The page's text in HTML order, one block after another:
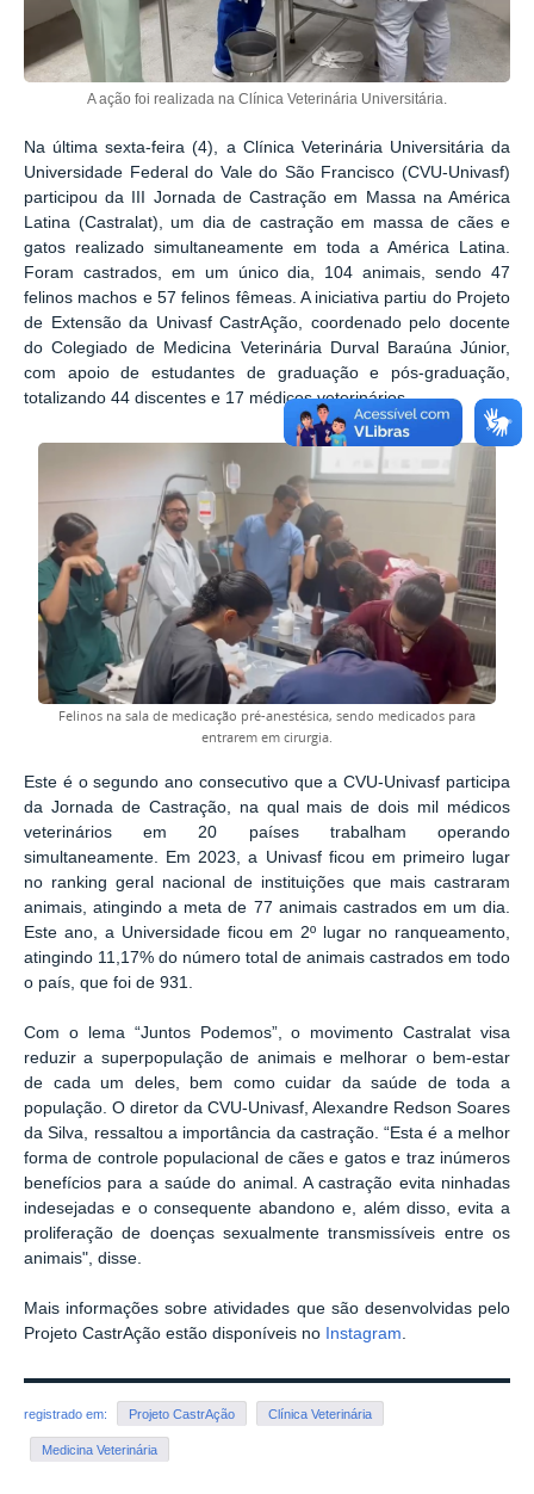
A ação foi realizada na Clínica Veterinária Universitária.
Na última sexta-feira (4), a Clínica Veterinária Universitária da
Universidade Federal do Vale do São Francisco (CVU-Univasf)
participou da III Jornada de Castração em Massa na América
Latina (Castralat), um dia de castração em massa de cães e
gatos realizado simultaneamente em toda a América Latina.
Foram castrados, em um único dia, 104 animais, sendo 47
felinos machos e 57 felinos fêmeas. A iniciativa partiu do Projeto
de Extensão da Univasf CastrAção, coordenado pelo docente
do Colegiado de Medicina Veterinária Durval Baraúna Júnior,
com apoio de estudantes de graduação e pós-graduação,
totalizando 44 discentes e 17 médicos veterinários.
Felinos na sala de medicação pré-anestésica, sendo medicados para
entrarem em cirurgia.
Este é o segundo ano consecutivo que a CVU-Univasf participa
da Jornada de Castração, na qual mais de dois mil médicos
veterinários em 20 países trabalham operando
simultaneamente. Em 2023, a Univasf ficou em primeiro lugar
no ranking geral nacional de instituições que mais castraram
animais, atingindo a meta de 77 animais castrados em um dia.
Este ano, a Universidade ficou em 2º lugar no ranqueamento,
atingindo 11,17% do número total de animais castrados em todo
o país, que foi de 931.
Com o lema “Juntos Podemos”, o movimento Castralat visa
reduzir a superpopulação de animais e melhorar o bem-estar
de cada um deles, bem como cuidar da saúde de toda a
população. O diretor da CVU-Univasf, Alexandre Redson Soares
da Silva, ressaltou a importância da castração. “Esta é a melhor
forma de controle populacional de cães e gatos e traz inúmeros
benefícios para a saúde do animal. A castração evita ninhadas
indesejadas e o consequente abandono e, além disso, evita a
proliferação de doenças sexualmente transmissíveis entre os
animais", disse.
Mais informações sobre atividades que são desenvolvidas pelo
Projeto CastrAção estão disponíveis no Instagram
registrado em: Projeto CastrAção Clínica Veterinária
Medicina Veterinária